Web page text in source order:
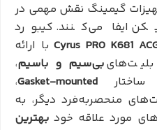
گیمینگ نقش مهمی در
ایفا می‌کنند. کیبورد
Cyrus PRO K681 با ارائه
بی‌سیم و باسیم،
ساختار Gasket-mounted،
منحصربه‌فرد دیگر، به
مورد علاقه خود بهترین